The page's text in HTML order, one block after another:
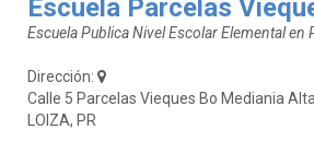
Escuela Parcelas
Escuela Publica Nivel Escolar Elemental en
Dirección:
Calle 5 Parcelas Vieques Bo Mediania Alta
LOIZA, PR